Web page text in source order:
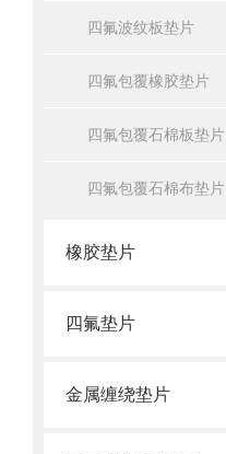
四氟波纹板垫片
四氟包覆橡胶垫片
四氟包覆石棉板垫片
四氟包覆石棉布垫片
橡胶垫片
四氟垫片
金属缠绕垫片